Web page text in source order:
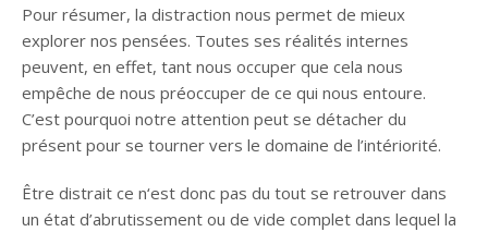
Pour résumer, la distraction nous permet de mieux
explorer nos pensées. Toutes ses réalités internes
peuvent, en effet, tant nous occuper que cela nous
empêche de nous préoccuper de ce qui nous entoure.
C’est pourquoi notre attention peut se détacher du
présent pour se tourner vers le domaine de l’intériorité.
Être distrait ce n‘est donc pas du tout se retrouver dans
un état d’abrutissement ou de vide complet dans lequel la